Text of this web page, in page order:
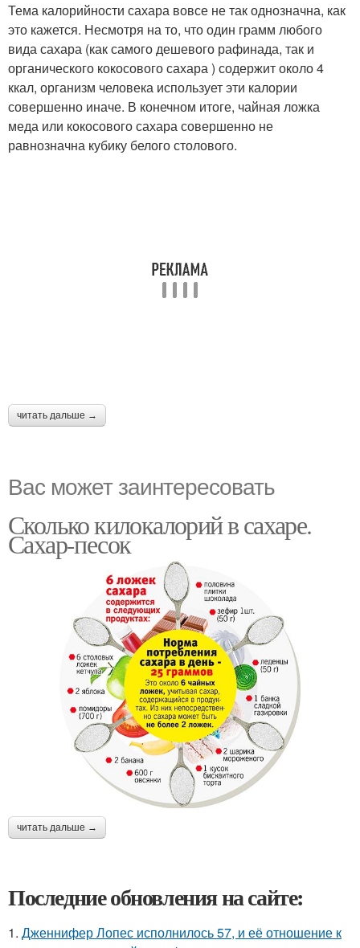
Тема калорийности сахара вовсе не так однозначна, как
это кажется. Несмотря на то, что один грамм любого
вида сахара (как самого дешевого рафинада, так и
органического кокосового сахара ) содержит около 4
ккал, организм человека использует эти калории
совершенно иначе. В конечном итоге, чайная ложка
меда или кокосового сахара совершенно не
равнозначна кубику белого столового.
читать дальше →
Вас может заинтересовать
Сколько килокалорий в сахаре.
Сахар-песок
читать дальше →
Последние обновления на сайте:
1. Дженнифер Лопес исполнилось 57, и её отношение к